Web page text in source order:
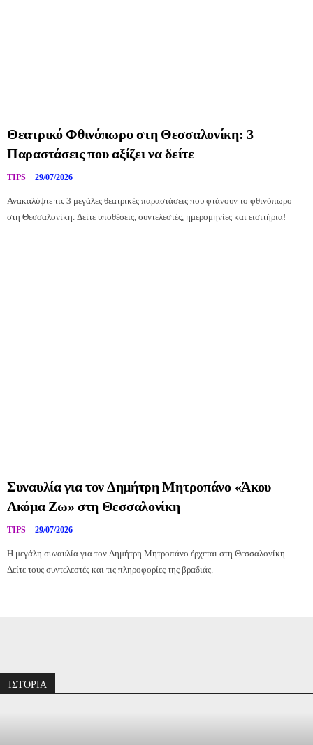
Θεατρικό Φθινόπωρο στη Θεσσαλονίκη: 3
Παραστάσεις που αξίζει να δείτε
TIPS 29/07/2026
Ανακαλύψτε τις 3 μεγάλες θεατρικές παραστάσεις που φτάνουν το φθινόπωρο
στη Θεσσαλονίκη. Δείτε υποθέσεις, συντελεστές, ημερομηνίες και εισιτήρια!
Συναυλία για τον Δημήτρη Μητροπάνο «Άκου
Ακόμα Ζω» στη Θεσσαλονίκη
TIPS 29/07/2026
Η μεγάλη συναυλία για τον Δημήτρη Μητροπάνο έρχεται στη Θεσσαλονίκη.
Δείτε τους συντελεστές και τις πληροφορίες της βραδιάς.
ΙΣΤΟΡΙΑ